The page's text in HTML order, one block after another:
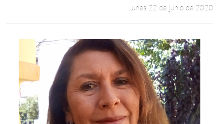
Lunes 22 de junio de 2020